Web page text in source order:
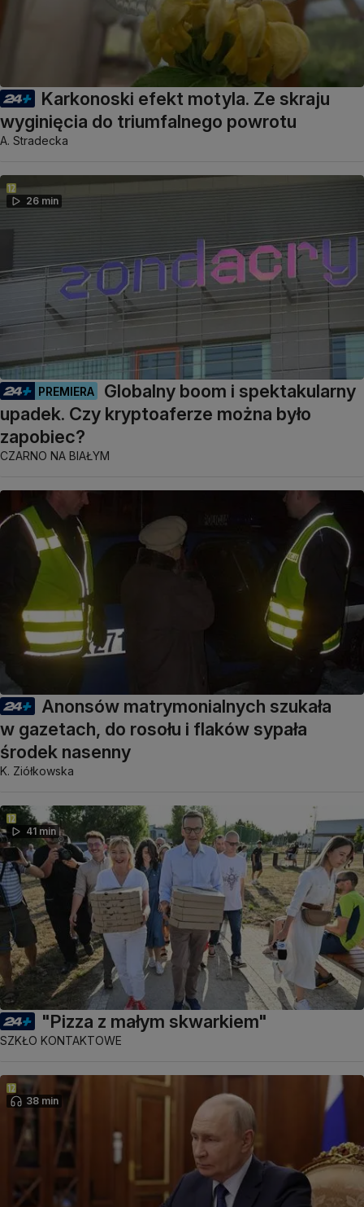
Karkonoski efekt motyla. Ze skraju
wyginięcia do triumfalnego powrotu
A. Stradecka
26 min
PREMIERA
Globalny boom i spektakularny
upadek. Czy kryptoaferze można było
zapobiec?
CZARNO NA BIAŁYM
Anonsów matrymonialnych szukała
w gazetach, do rosołu i flaków sypała
środek nasenny
K. Ziółkowska
41 min
"Pizza z małym skwarkiem"
SZKŁO KONTAKTOWE
38 min